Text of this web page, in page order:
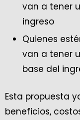
van a tener
ingreso
Quienes
van a tener
base del
Esta propuesta
beneficios,